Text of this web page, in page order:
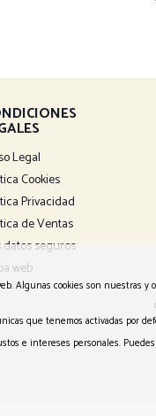
Legal
Cookies
Privacidad
de Ventas
datos seguros
web
Algunas cookies son nuestras
que tenemos activadas por
e intereses personales.